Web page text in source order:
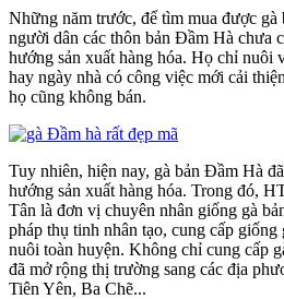
Những năm trước, để tìm mua được
người dân các thôn bản Đầm Hà chưa
hướng sản xuất hàng hóa. Họ chỉ nuôi
hay ngày nhà có công việc mới cải
họ cũng không bán.
Tuy nhiên, hiện nay, gà bản Đầm Hà
hướng sản xuất hàng hóa. Trong đó,
Tân là đơn vị chuyên nhân giống gà
pháp thụ tinh nhân tạo, cung cấp giống
nuôi toàn huyện. Không chỉ cung cấp
đã mở rộng thị trường sang các địa
Tiên Yên, Ba Chẽ...